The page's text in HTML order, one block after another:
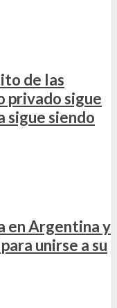
de las
privado sigue
sigue siendo
en Argentina y
unirse a su